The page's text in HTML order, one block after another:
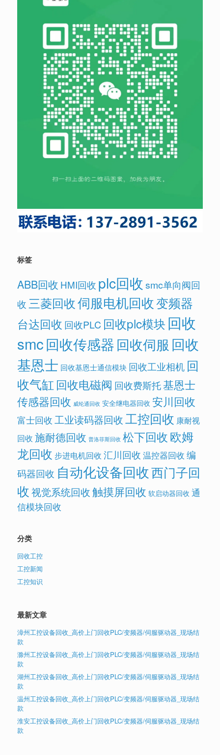
标签
ABB回收 HMI回收 plc回收 smc单向阀回
收三菱回收伺服电机回收变频器
台达回收 回收PLC 回收plc模块 回收
smc回收传感器回收伺服 回收
基恩士 回收基恩士通信模块 回收工业相机 回
收气缸 回收电磁阀 回收费斯托基恩士
传感器回收 威纶通回收 安全继电器回收 安川回收
富士回收工业读码器回收工控回收 康耐视
回收 施耐德回收 普洛菲斯回收 松下回收欧姆
龙回收 步进电机回收 汇川回收 温控器回收 编
码器回收 自动化设备回收西门子回
收视觉系统回收触摸屏回收 软启动器回收 通
信模块回收
分类
回收工控
工控新闻
工控知识
最新文章
漳州工控设备回收_高价上门回收PLC/变频器/伺服驱动器_现场结
款
滁州工控设备回收_高价上门回收PLC/变频器/伺服驱动器_现场结
款
湖州工控设备回收_高价上门回收PLC/变频器/伺服驱动器_现场结
款
温州工控设备回收_高价上门回收PLC/变频器/伺服驱动器_现场结
款
淮安工控设备回收_高价上门回收PLC/变频器/伺服驱动器_现场结
款